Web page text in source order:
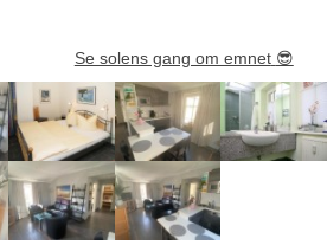
Se solens gang om emnet 😎